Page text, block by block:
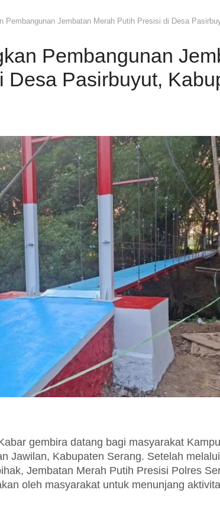
Pembangunan Jembatan Merah Putih Presisi di Desa
Pembangunan
Desa Pasirbuyut,
gembira datang bagi masyarakat
Jawilan, Kabupaten Serang. Setelah
Jembatan Merah Putih Presisi Polres
oleh masyarakat untuk menunjang